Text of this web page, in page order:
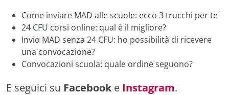
Come inviare MAD alle scuole: ecco 3 trucchi per te
24 CFU corsi online: qual è il migliore?
Invio MAD senza 24 CFU: ho possibilità di ricevere
una convocazione?
Convocazioni scuola: quale ordine seguono?
E seguici su Facebook e Instagram.